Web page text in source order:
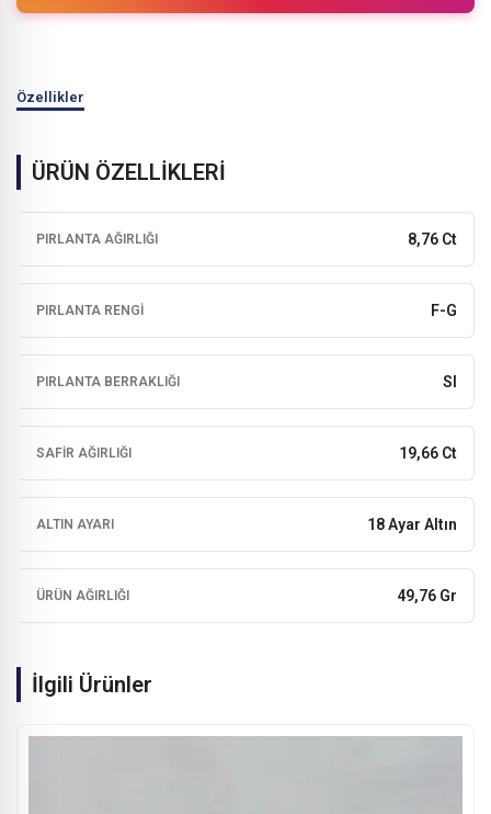
Özellikler
ÜRÜN ÖZELLİKLERİ
PIRLANTA AĞIRLIĞI 8,76 Ct
PIRLANTA RENGI F-G
PIRLANTA BERRAKLIĞI SI
SAFIR AĞIRLIĞI 19,66 Ct
ALTIN AYARI 18 Ayar Altın
ÜRÜN AĞIRLIĞI 49,76 Gr
İlgili Ürünler